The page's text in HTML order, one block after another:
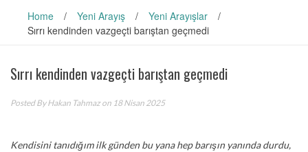
Home / Yeni Arayış / Yeni Arayışlar
/
Sırrı kendinden vazgeçti barıştan geçmedi
Sırrı kendinden vazgeçti barıştan geçmedi
Posted ByHakan Tahmazon 18 Nisan 2025
Kendisini tanıdığım ilk günden bu yana hep barışın yanında durdu,